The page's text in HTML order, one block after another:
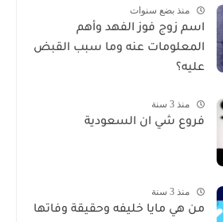
منذ بضع سنوات
اسم زوج فوز الفهد وأهم
المعلومات عنه وما سبب القبض
عليه؟
منذ 3 سنة
فروع شي ان السعودية
منذ 3 سنة
من هي مايا خليفه وحقيقة وفاتها